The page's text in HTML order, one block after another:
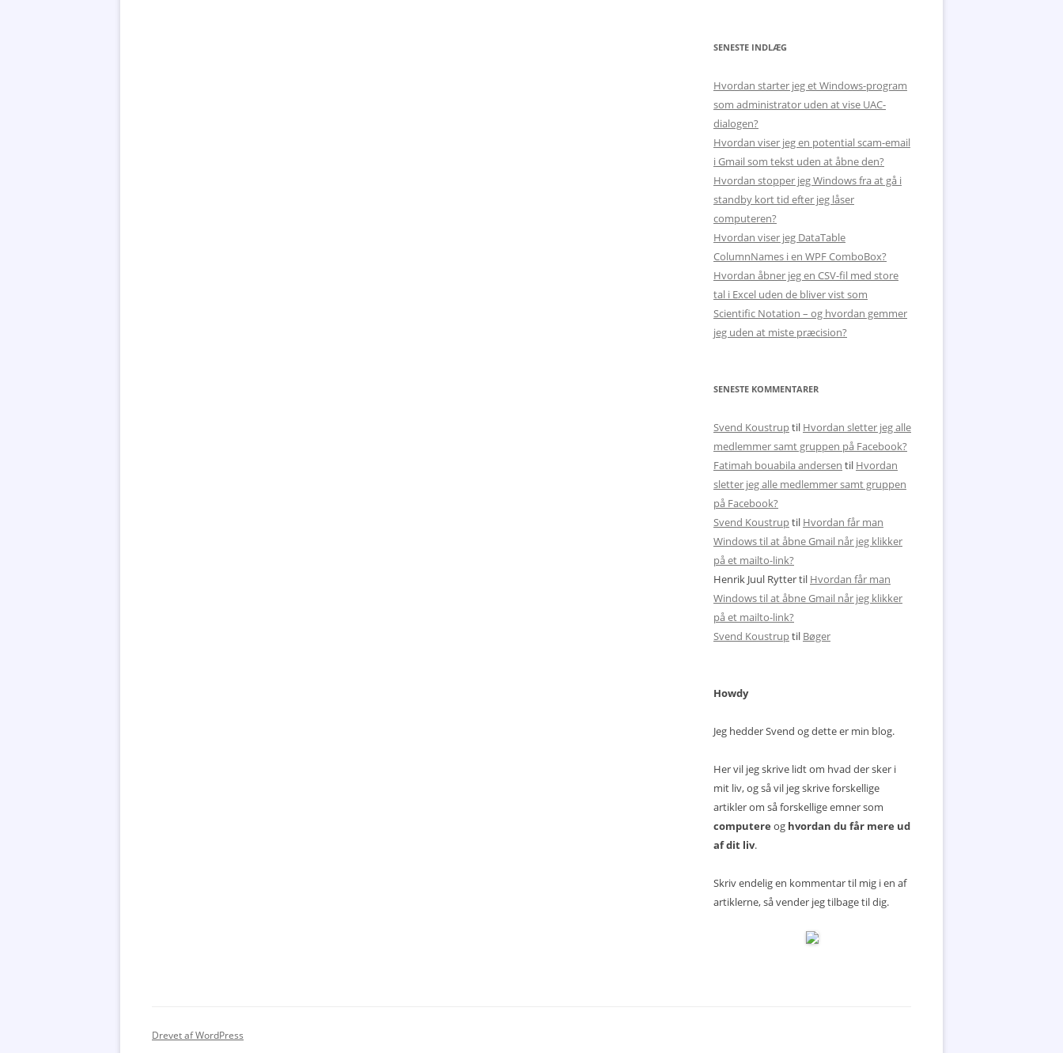
SENESTE INDLÆG
Hvordan starter jeg et Windows-program
som administrator uden at vise UAC-
dialogen?
Hvordan viser jeg en potential scam-email
i Gmail som tekst uden at åbne den?
Hvordan stopper jeg Windows fra at gå i
standby kort tid efter jeg låser
computeren?
Hvordan viser jeg DataTable
ColumnNames i en WPF ComboBox?
Hvordan åbner jeg en CSV-fil med store
tal i Excel uden de bliver vist som
Scientific Notation – og hvordan gemmer
jeg uden at miste præcision?
SENESTE KOMMENTARER
Svend Koustruptil Hvordan sletter jeg alle
medlemmer samt gruppen på Facebook?
Fatimah bouabila andersen til Hvordan
sletter jeg alle medlemmer samt gruppen
på Facebook?
Svend Koustruptil Hvordan får man
Windows til at åbne Gmail når jeg klikker
på et mailto-link?
Henrik Juul Ryttertil Hvordan får man
Windows til at åbne Gmail når jeg klikker
på et mailto-link?
Svend Koustruptil Bøger
Howdy
Jeg hedder Svend og dette er min blog.
Her vil jeg skrive lidt om hvad der sker i
mit liv, og så vil jeg skrive forskellige
artikler om så forskellige emner som
computere og hvordan du får mere ud
af dit liv.
Skriv endelig en kommentar til mig i en af
artiklerne, så vender jeg tilbage til dig.
Drevet af WordPress